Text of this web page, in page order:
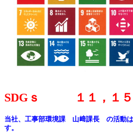
SDGｓ １１，１
当社、工事部環境課 山﨑課長 の活動は
す。